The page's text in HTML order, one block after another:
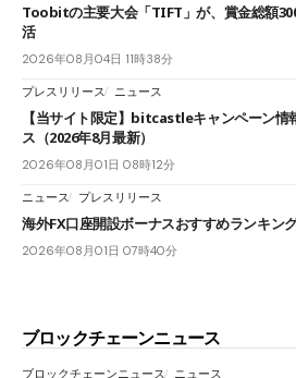
Toobitの主要大会「TIFT」が、賞金総額
活
2026年08月04日 11時38分
プレスリリース ニュース
【当サイト限定】bitcastleキャンペーン情
ス（2026年8月最新）
2026年08月01日 08時12分
ニュース プレスリリース
海外FX口座開設ボーナスおすすめランキン
2026年08月01日 07時40分
ブロックチェーンニュース
ブロックチェーンニュース ニュース